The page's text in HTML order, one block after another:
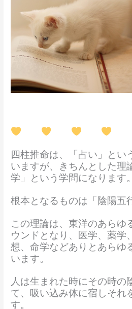
四柱推命は、「占い」とい
いますが、きちんとした理
学」という学問になります。
根本となるものは「陰陽五
この理論は、東洋のあらゆ
ウンドとなり、医学、薬学
想、命学などありとあらゆ
います。
人は生まれた時にその時の
て、吸い込み体に宿しそれ
す。